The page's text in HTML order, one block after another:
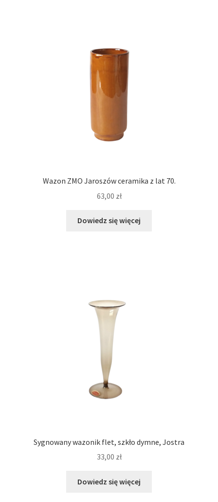
Wazon ZMO Jaroszów ceramika z lat 70.
63,00 zł
Dowiedz się więcej
Sygnowany wazonik flet, szkło dymne, Jostra
33,00 zł
Dowiedz się więcej